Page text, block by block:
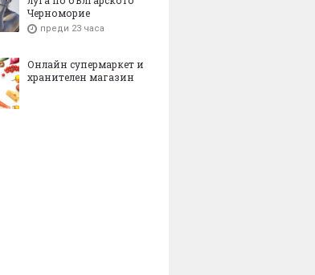
Черноморие
преди 23 часа
Онлайн супермаркет и
хранителен магазин